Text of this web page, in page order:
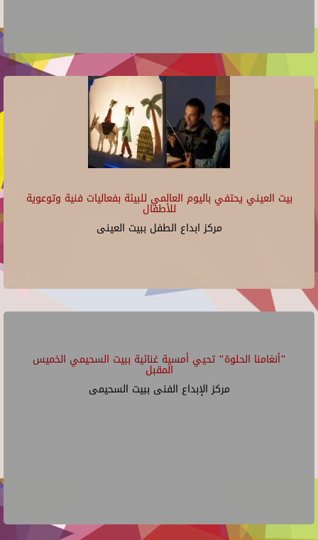
بيت العيني يحتفي باليوم العالمي للبيئة بفعاليات فنية وتوعوية
للأطفال
مركز ابداع الطفل ببيت العينى
"أنغامنا الحلوة" تحيي أمسية غنائية ببيت السحيمي الخميس
المقبل
مركز الإبداع الفنى ببيت السحيمى